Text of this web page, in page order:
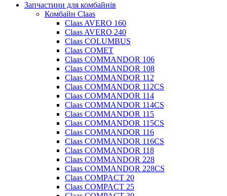
Запчастини для комбайнів
Комбайн Claas
Claas AVERO 160
Claas AVERO 240
Claas COLUMBUS
Claas COMET
Claas COMMANDOR 106
Claas COMMANDOR 108
Claas COMMANDOR 112
Claas COMMANDOR 112CS
Claas COMMANDOR 114
Claas COMMANDOR 114CS
Claas COMMANDOR 115
Claas COMMANDOR 115CS
Claas COMMANDOR 116
Claas COMMANDOR 116CS
Claas COMMANDOR 118
Claas COMMANDOR 228
Claas COMMANDOR 228CS
Claas COMPACT 20
Claas COMPACT 25